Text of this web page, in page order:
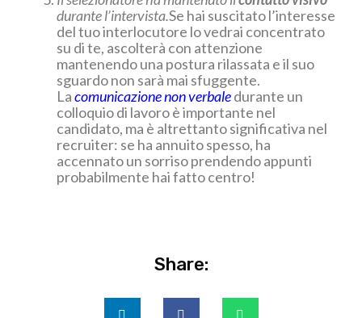
durante l’intervista.Se hai suscitato l’interesse
del tuo interlocutore lo vedrai concentrato
su di te, ascolterà con attenzione
mantenendo una postura rilassata e il suo
sguardo non sarà mai sfuggente.
Lacomunicazione non verbaledurante un
colloquio di lavoro è importante nel
candidato, ma è altrettanto significativa nel
recruiter: se ha annuito spesso, ha
accennato un sorriso prendendo appunti
probabilmente hai fatto centro!
Share: